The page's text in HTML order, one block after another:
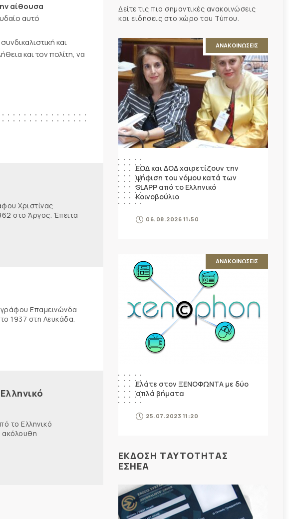
αίθουσα
αυτό
και
και τον πολίτη, να
Χριστίνας
στο Άργος. Έπειτα
Επαμεινώνδα
1937 στη Λευκάδα.
το Ελληνικό
ακόλουθη
Δείτε τις πιο σημαντικές ανακοινώσεις
και ειδήσεις στο χώρο του Τύπου.
ΑΝΑΚΟΙΝΩΣΕΙΣ
ΕΟΔ και ΔΟΔ χαιρετίζουν την
ψήφιση του νόμου κατά των
SLAPP από το Ελληνικό
Κοινοβούλιο
06.08.2026 11:50
ΑΝΑΚΟΙΝΩΣΕΙΣ
Ελάτε στον ΞΕΝΟΦΩΝΤΑ με δύο
απλά βήματα
25.07.2023 11:20
ΕΚΔΟΣΗ ΤΑΥΤΟΤΗΤΑΣ
ΕΣΗΕΑ